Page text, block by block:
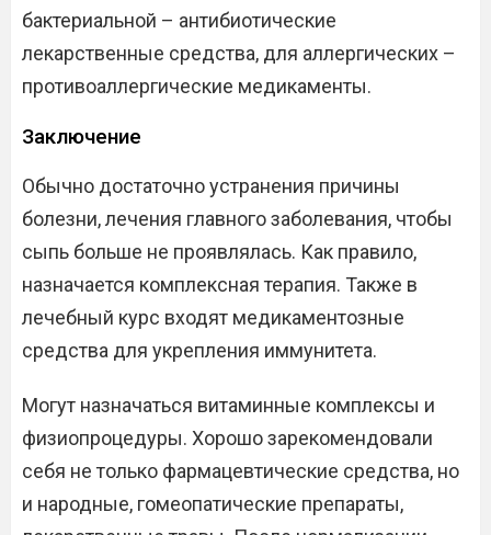
бактериальной – антибиотические
лекарственные средства, для аллергических –
противоаллергические медикаменты.
Заключение
Обычно достаточно устранения причины
болезни, лечения главного заболевания, чтобы
сыпь больше не проявлялась. Как правило,
назначается комплексная терапия. Также в
лечебный курс входят медикаментозные
средства для укрепления иммунитета.
Могут назначаться витаминные комплексы и
физиопроцедуры. Хорошо зарекомендовали
себя не только фармацевтические средства, но
и народные, гомеопатические препараты,